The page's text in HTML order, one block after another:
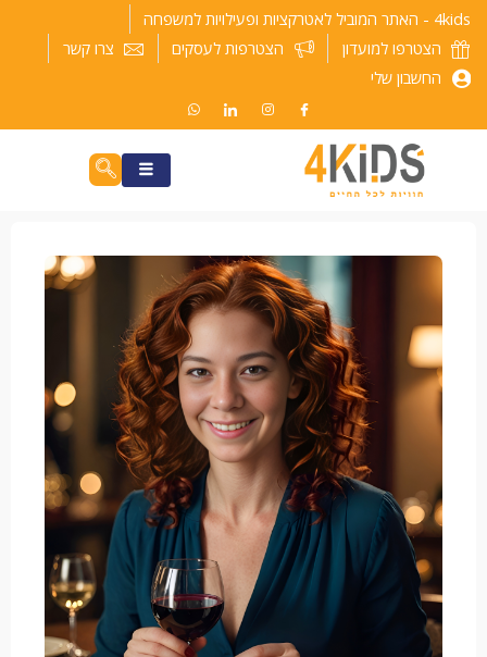
דילוג
לתוכן
4kids - האתר המוביל לאטרקציות ופעילויות למשפחה
הצטרפו למועדון
הצטרפות לעסקים
צרו קשר
החשבון שלי